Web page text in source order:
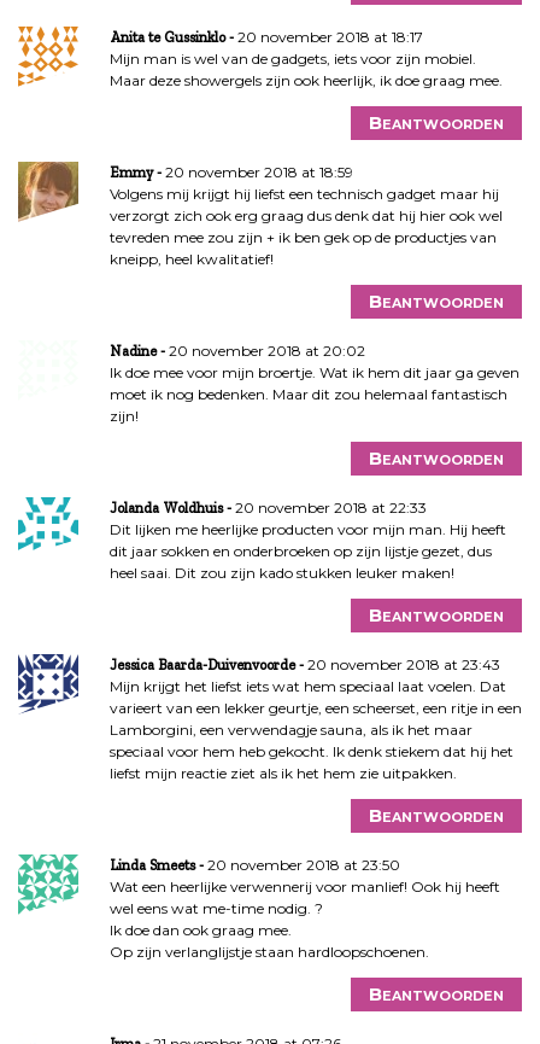
Anita te Gussinklo
20 november 2018 at 18:17
Mijn man is wel van de gadgets, iets voor zijn mobiel.
Maar deze showergels zijn ook heerlijk, ik doe graag mee.
Beantwoorden
Emmy
20 november 2018 at 18:59
Volgens mij krijgt hij liefst een technisch gadget maar hij
verzorgt zich ook erg graag dus denk dat hij hier ook wel
tevreden mee zou zijn + ik ben gek op de productjes van
kneipp, heel kwalitatief!
Beantwoorden
Nadine
20 november 2018 at 20:02
Ik doe mee voor mijn broertje. Wat ik hem dit jaar ga geven
moet ik nog bedenken. Maar dit zou helemaal fantastisch
zijn!
Beantwoorden
Jolanda Woldhuis
20 november 2018 at 22:33
Dit lijken me heerlijke producten voor mijn man. Hij heeft
dit jaar sokken en onderbroeken op zijn lijstje gezet, dus
heel saai. Dit zou zijn kado stukken leuker maken!
Beantwoorden
Jessica Baarda-Duivenvoorde
20 november 2018 at 23:43
Mijn krijgt het liefst iets wat hem speciaal laat voelen. Dat
varieert van een lekker geurtje, een scheerset, een ritje in een
Lamborgini, een verwendagje sauna, als ik het maar
speciaal voor hem heb gekocht. Ik denk stiekem dat hij het
liefst mijn reactie ziet als ik het hem zie uitpakken.
Beantwoorden
Linda Smeets
20 november 2018 at 23:50
Wat een heerlijke verwennerij voor manlief! Ook hij heeft
wel eens wat me-time nodig. ?
Ik doe dan ook graag mee.
Op zijn verlanglijstje staan hardloopschoenen.
Beantwoorden